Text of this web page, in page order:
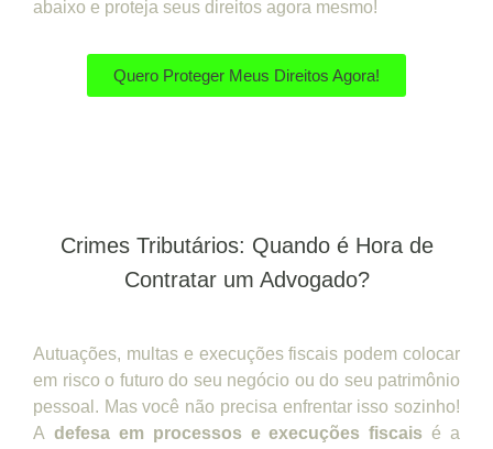
abaixo e proteja seus direitos agora mesmo!
Quero Proteger Meus Direitos Agora!
Crimes Tributários: Quando é Hora de
Contratar um Advogado?
Autuações, multas e execuções fiscais podem colocar
em risco o futuro do seu negócio ou do seu patrimônio
pessoal. Mas você não precisa enfrentar isso sozinho!
A defesa em processos e execuções fiscais é a